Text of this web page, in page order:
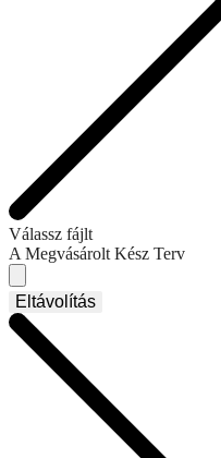
Válassz fájlt
A Megvásárolt Kész Terv
Eltávolítás